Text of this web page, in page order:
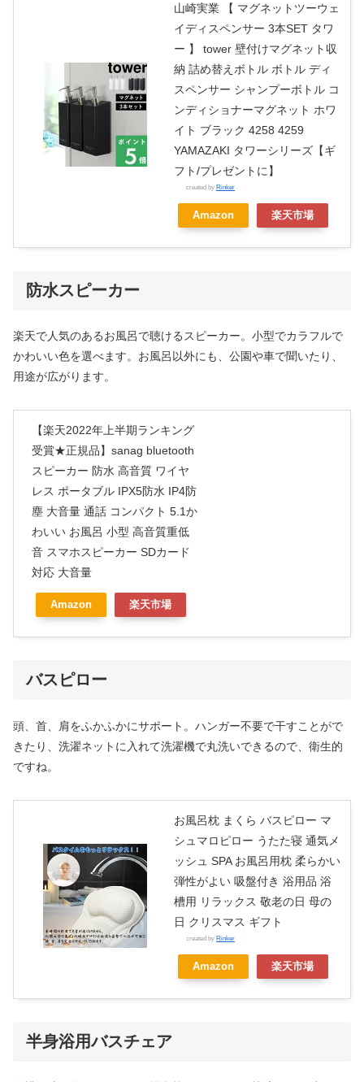
山崎実業 【 マグネットツーウェ
イディスペンサー 3本SET タワ
ー 】 tower 壁付けマグネット収
納 詰め替えボトル ボトル ディ
スペンサー シャンプーボトル コ
ンディショナーマグネット ホワ
イト ブラック 4258 4259
YAMAZAKI タワーシリーズ【ギ
フト/プレゼントに】
created by Rinker
Amazon 楽天市場
防水スピーカー
楽天で人気のあるお風呂で聴けるスピーカー。小型でカラフルで
かわいい色を選べます。お風呂以外にも、公園や車で聞いたり、
用途が広がります。
【楽天2022年上半期ランキング
受賞★正規品】sanag bluetooth
スピーカー 防水 高音質 ワイヤ
レス ポータブル IPX5防水 IP4防
塵 大音量 通話 コンパクト 5.1か
わいい お風呂 小型 高音質重低
音 スマホスピーカー SDカード
対応 大音量
Amazon 楽天市場
バスピロー
頭、首、肩をふかふかにサポート。ハンガー不要で干すことがで
きたり、洗濯ネットに入れて洗濯機で丸洗いできるので、衛生的
ですね。
お風呂枕 まくら バスピロー マ
シュマロピロー うたた寝 通気メ
ッシュ SPA お風呂用枕 柔らかい
弾性がよい 吸盤付き 浴用品 浴
槽用 リラックス 敬老の日 母の
日 クリスマス ギフト
created by Rinker
Amazon 楽天市場
半身浴用バスチェア